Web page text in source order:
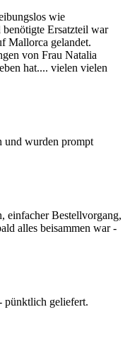
wie
Ersatzteil war
Mallorca gelandet.
von Frau Natalia
hat.... vielen vielen
und wurden prompt
einfacher Bestellvorgang,
alles beisammen war -
pünktlich geliefert.